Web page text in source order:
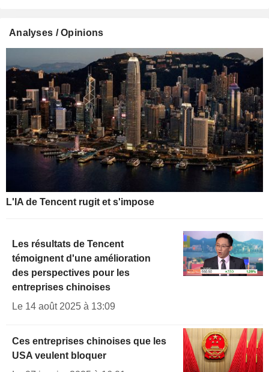
Analyses / Opinions
L'IA de Tencent rugit et s'impose
Les résultats de Tencent
témoignent d'une amélioration
des perspectives pour les
entreprises chinoises
Le 14 août 2025 à 13:09
Ces entreprises chinoises que les
USA veulent bloquer